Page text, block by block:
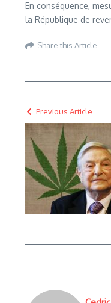
En conséquence,
la République de
Share this Article
Previous Article